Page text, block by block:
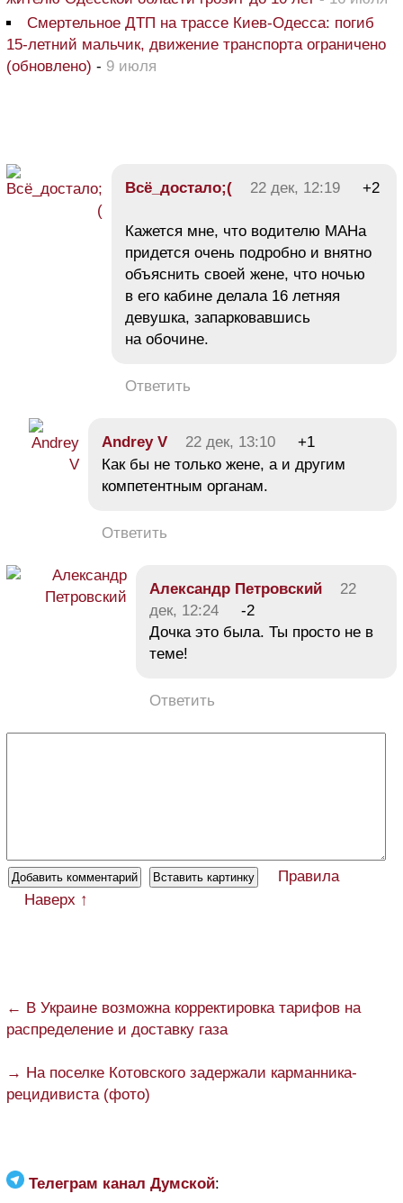
Смертельное ДТП на трассе Киев-Одесса: погиб
15-летний мальчик, движение транспорта ограничено
(обновлено) - 9 июля
Всё_достало;( 22 дек, 12:19 +2
Кажется мне, что водителю МАНа
придется очень подробно и внятно
объяснить своей жене, что ночью
в его кабине делала 16 летняя
девушка, запарковавшись
на обочине.
Ответить
Andrey V 22 дек, 13:10
+1
Как бы не только жене, а и другим
компетентным органам.
Ответить
Александр Петровский
22
дек, 12:24
-2
Дочка это была. Ты просто не в
теме!
Ответить
Правила
Наверх ↑
← В Украине возможна корректировка тарифов на
распределение и доставку газа
→ На поселке Котовского задержали карманника-
рецидивиста (фото)
Телеграм канал Думской: